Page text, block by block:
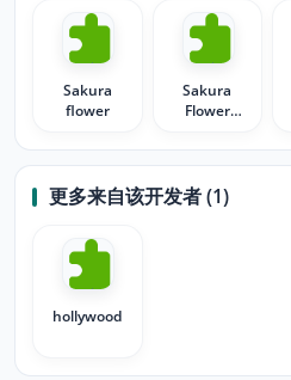
Sakura
flower
Sakura
Flower
Japan
更多来自该开发者 (1)
hollywood